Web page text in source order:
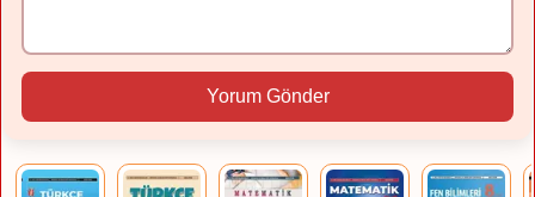
Yorum Gönder